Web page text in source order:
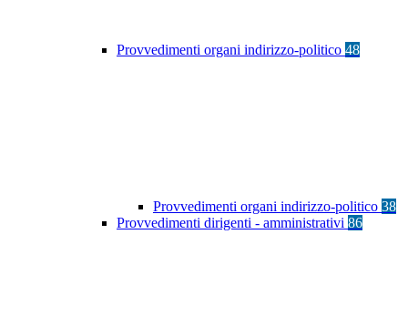
Provvedimenti organi indirizzo-politico 48
Provvedimenti organi indirizzo-politico 38
Provvedimenti dirigenti - amministrativi 86